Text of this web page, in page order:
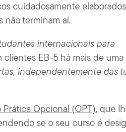
cuidadosamente
não terminam aí.
internacionais para
clientes EB-5 há mais de uma
independentemente das
Prática Opcional (OPT), que
se o seu curso é